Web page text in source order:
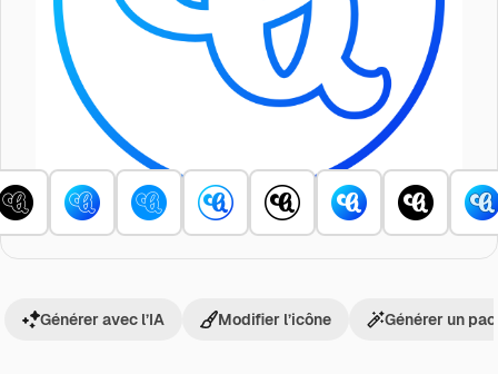
Générer avec l’IA Modifier l’icône Générer un